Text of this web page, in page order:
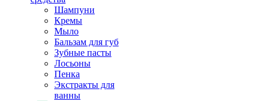
Шампуни
Кремы
Мыло
Бальзам для губ
Зубные пасты
Лосьоны
Пенка
Экстракты для
ванны